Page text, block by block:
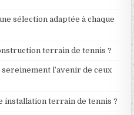
sélection adaptée à chaque
terrain de tennis ?
l’avenir de ceux
installation terrain de tennis ?